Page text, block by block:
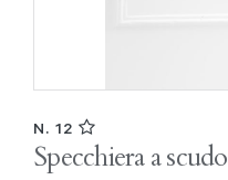
N. 12
Specchiera a scudo